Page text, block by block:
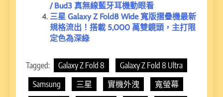
/ Bud3 真無線藍牙耳機動眼看
三星 Galaxy Z Fold8 Wide 寬版摺疊機最新
規格流出！搭載 5,000 萬雙鏡頭，主打限
定色為深綠
Tagged: Galaxy Z Fold 8
Galaxy Z Fold 8 Ultra
Samsung
三星 實機外洩
寬螢幕